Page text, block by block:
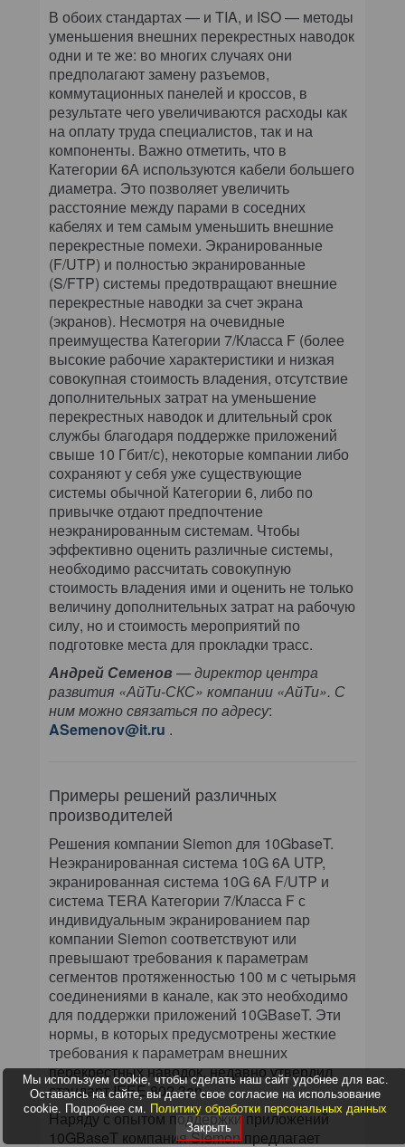
В обоих стандартах — и TIA, и ISO — методы
уменьшения внешних перекрестных наводок
одни и те же: во многих случаях они
предполагают замену разъемов,
коммутационных панелей и кроссов, в
результате чего увеличиваются расходы как
на оплату труда специалистов, так и на
компоненты. Важно отметить, что в
Категории 6А используются кабели большего
диаметра. Это позволяет увеличить
расстояние между парами в соседних
кабелях и тем самым уменьшить внешние
перекрестные помехи. Экранированные
(F/UTP) и полностью экранированные
(S/FTP) системы предотвращают внешние
перекрестные наводки за счет экрана
(экранов). Несмотря на очевидные
преимущества Категории 7/Класса F (более
высокие рабочие характеристики и низкая
совокупная стоимость владения, отсутствие
дополнительных затрат на уменьшение
перекрестных наводок и длительный срок
службы благодаря поддержке приложений
свыше 10 Гбит/с), некоторые компании либо
сохраняют у себя уже существующие
системы обычной Категории 6, либо по
привычке отдают предпочтение
неэкранированным системам. Чтобы
эффективно оценить различные системы,
необходимо рассчитать совокупную
стоимость владения ими и оценить не только
величину дополнительных затрат на рабочую
силу, но и стоимость мероприятий по
подготовке места для прокладки трасс.
Андрей Семенов — директор центра
развития «АйТи-СКС» компании «АйТи». С
ним можно связаться по адресу:
ASemenov@it.ru .
Примеры решений различных
производителей
Решения компании Siemon для 10GbaseT.
Неэкранированная система 10G 6A UTP,
экранированная система 10G 6A F/UTP и
система TERA Категории 7/Класса F с
индивидуальным экранированием пар
компании Siemon соответствуют или
превышают требования к параметрам
сегментов протяженностью 100 м с четырьмя
соединениями в канале, как это необходимо
для поддержки приложений 10GBaseT. Эти
нормы, в которых предусмотрены жесткие
требования к параметрам внешних
перекрестных наводок, недавно утвердил
стандарт IEEE 802.3an.
Наряду с опытом поддержки приложений
10GBaseT компания Siemon предлагает
Мы используем cookie, чтобы сделать наш сайт удобнее для вас.
Оставаясь на сайте, вы даете свое согласие на использование
cookie. Подробнее см. Политику обработки персональных данных
Закрыть